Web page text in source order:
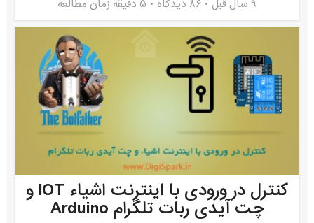
9 سال قبل ۸۶ دیدگاه 5 دقیقه زمان مطالعه
کنترل در ورودی با اینترنت اشیاء IOT و
چت آیدی ربات تلگرام Arduino